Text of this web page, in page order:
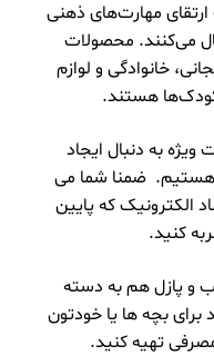
مهارت‌های ذهنی
می‌کنند. محصولات
خانوادگی و لوازم
هستند.
ویژه به دنبال ایجاد
ضمنا شما می
الکترونیک که پایین
کنید.
و پازل هم به دسته
بچه ها یا خودتون
تهیه کنید.